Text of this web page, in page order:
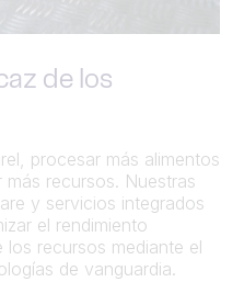
de los
procesar más alimentos
más recursos. Nuestras
y servicios integrados
el rendimiento
recursos mediante el
de vanguardia.